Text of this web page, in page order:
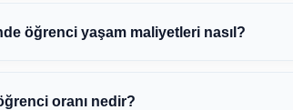
öğrenci yaşam maliyetleri nasıl?
oranı nedir?